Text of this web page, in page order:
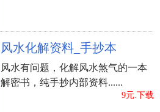
风水化解资料_手抄本
风水有问题，化解风水煞气的一本
解密书，纯手抄内部资料......
9元.下载